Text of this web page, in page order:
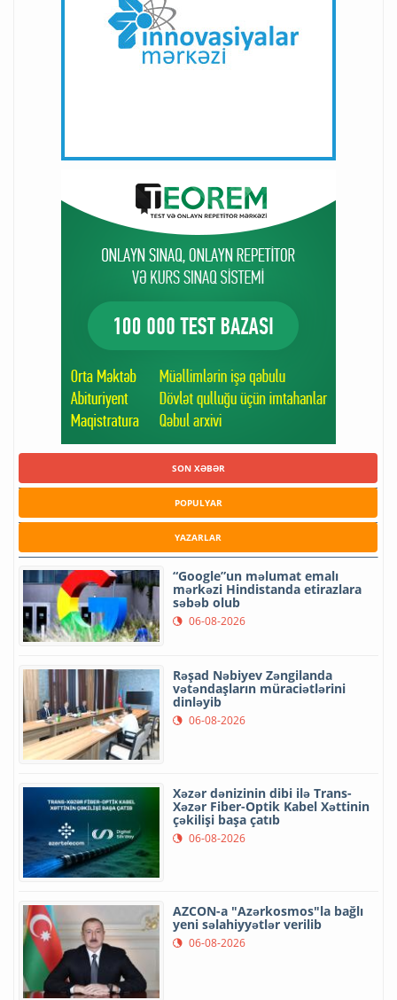
SON XƏBƏR
POPULYAR
YAZARLAR
“Google”un məlumat emalı
mərkəzi Hindistanda etirazlara
səbəb olub
06-08-2026
Rəşad Nəbiyev Zəngilanda
vətəndaşların müraciətlərini
dinləyib
06-08-2026
Xəzər dənizinin dibi ilə Trans-
Xəzər Fiber-Optik Kabel Xəttinin
çəkilişi başa çatıb
06-08-2026
AZCON-a "Azərkosmos"la bağlı
yeni səlahiyyətlər verilib
06-08-2026